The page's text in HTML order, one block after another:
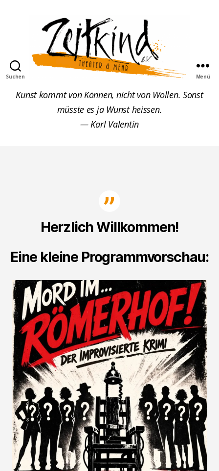
Suchen Menü
Kunst kommt von Können, nicht von Wollen. Sonst
müsste es ja Wunst heissen.
— Karl Valentin
Herzlich Willkommen!
Eine kleine Programmvorschau: